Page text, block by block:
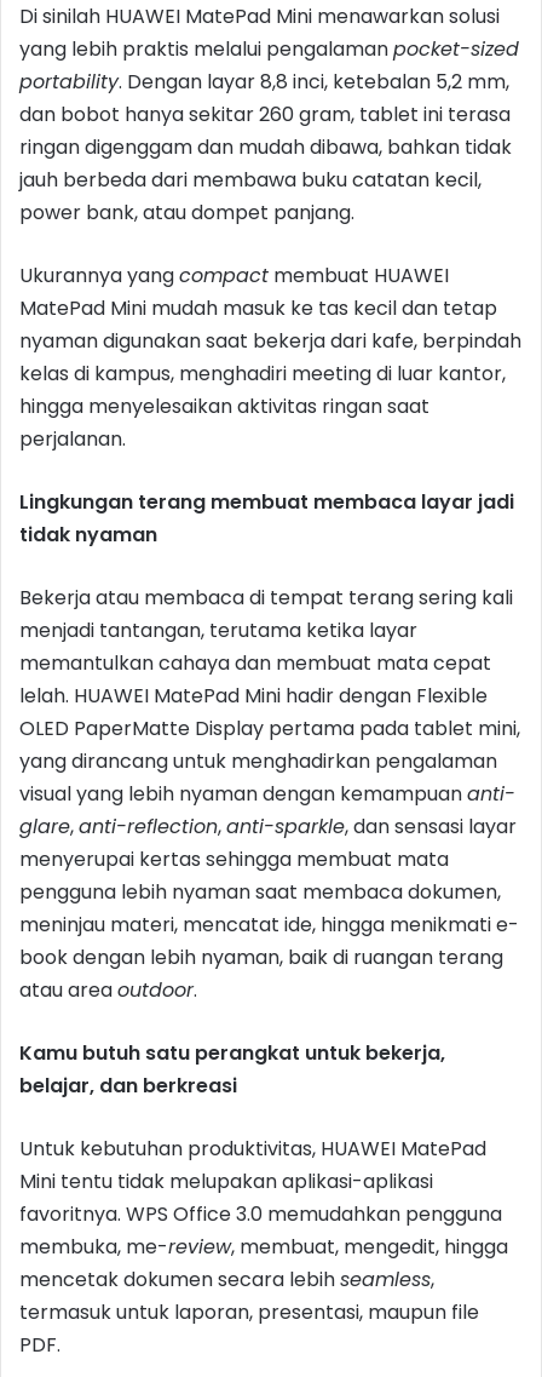
Di sinilah HUAWEI MatePad Mini menawarkan solusi
yang lebih praktis melalui pengalamanpocket-sized
portability. Dengan layar 8,8 inci, ketebalan 5,2 mm,
dan bobot hanya sekitar 260 gram, tablet ini terasa
ringan digenggam dan mudah dibawa, bahkan tidak
jauh berbeda dari membawa buku catatan kecil,
power bank, atau dompet panjang.
Ukurannya yangcompact membuat HUAWEI
MatePad Mini mudah masuk ke tas kecil dan tetap
nyaman digunakan saat bekerja dari kafe, berpindah
kelas di kampus, menghadiri meeting di luar kantor,
hingga menyelesaikan aktivitas ringan saat
perjalanan.
Lingkungan terang membuat membaca layar jadi
tidak nyaman
Bekerja atau membaca di tempat terang sering kali
menjadi tantangan, terutama ketika layar
memantulkan cahaya dan membuat mata cepat
lelah. HUAWEI MatePad Mini hadir dengan Flexible
OLED PaperMatte Display pertama pada tablet mini,
yang dirancang untuk menghadirkan pengalaman
visual yang lebih nyaman dengan kemampuananti-
glare,anti-reflection,anti-sparkle, dan sensasi layar
menyerupai kertas sehingga membuat mata
pengguna lebih nyaman saat membaca dokumen,
meninjau materi, mencatat ide, hingga menikmati e-
book dengan lebih nyaman, baik di ruangan terang
atau areaoutdoor.
Kamu butuh satu perangkat untuk bekerja,
belajar, dan berkreasi
Untuk kebutuhan produktivitas, HUAWEI MatePad
Mini tentu tidak melupakan aplikasi-aplikasi
favoritnya. WPS Office 3.0 memudahkan pengguna
membuka, me-review, membuat, mengedit, hingga
mencetak dokumen secara lebihseamless,
termasuk untuk laporan, presentasi, maupun file
PDF.